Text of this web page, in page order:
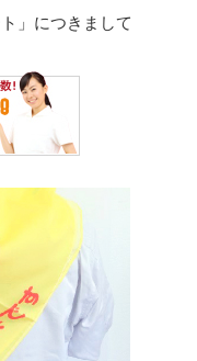
」につきまして